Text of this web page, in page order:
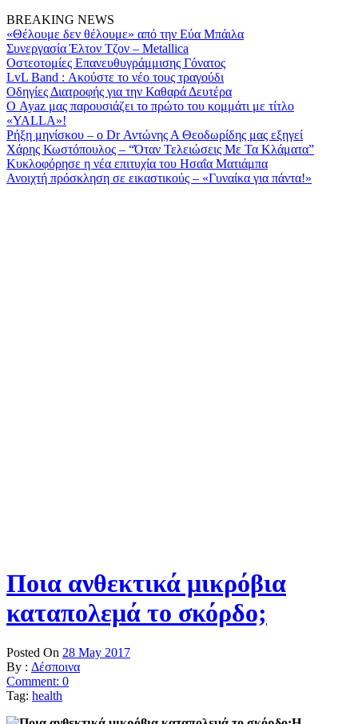
BREAKING NEWS
«Θέλουμε δεν θέλουμε» από την Εύα Μπάιλα
Συνεργασία Έλτον Τζον – Metallica
Οστεοτομίες Επανευθυγράμμισης Γόνατος
LvL Band : Ακούστε το νέο τους τραγούδι
Οδηγίες Διατροφής για την Καθαρά Δευτέρα
Ο Ayaz μας παρουσιάζει το πρώτο του κομμάτι με τίτλο
«YALLA»!
Ρήξη μηνίσκου – o Dr Αντώνης Α Θεοδωρίδης μας εξηγεί
Χάρης Κωστόπουλος – “Όταν Τελειώσεις Με Τα Κλάματα”
Κυκλοφόρησε η νέα επιτυχία του ­Ησαΐα Ματιάμπα­
Ανοιχτή πρόσκληση σε εικαστικούς – «Γυναίκα για πάντα!»
Ποια ανθεκτικά μικρόβια
καταπολεμά το σκόρδο;
Posted On 28 May 2017
By : Δέσποινα
Comment: 0
Tag: health